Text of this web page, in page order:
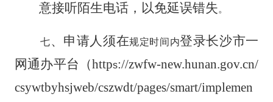
意接听陌生电话，以免延误错失。
七、 申请人须在规定时间内登录长沙市一
网通办平台 （https://zwfw-new.hunan.gov.cn/
csywtbyhsjweb/cszwdt/pages/smart/implemen